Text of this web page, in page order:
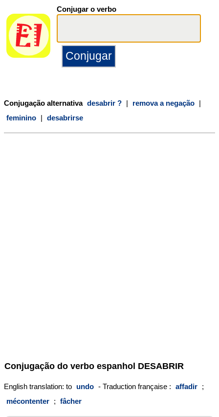
Conjugar o verbo
Conjugação alternativa desabrir ? | remova a negação |
feminino | desabrirse
Conjugação do verbo espanhol DESABRIR
English translation: to undo - Traduction française : affadir ;
mécontenter ; fâcher